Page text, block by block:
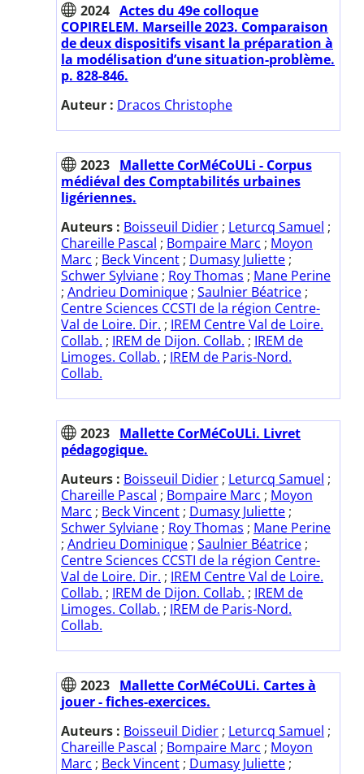
2024 Actes du 49e colloque
COPIRELEM. Marseille 2023. Comparaison
de deux dispositifs visant la préparation à
la modélisation d’une situation-problème.
p. 828-846.
Auteur : Dracos Christophe
2023 Mallette CorMéCoULi - Corpus
médiéval des Comptabilités urbaines
ligériennes.
Auteurs : Boisseuil Didier ; Leturcq Samuel ;
Chareille Pascal ; Bompaire Marc ; Moyon
Marc ; Beck Vincent ; Dumasy Juliette ;
Schwer Sylviane ; Roy Thomas ; Mane Perine
; Andrieu Dominique ; Saulnier Béatrice ;
Centre Sciences CCSTI de la région Centre-
Val de Loire. Dir. ; IREM Centre Val de Loire.
Collab. ; IREM de Dijon. Collab. ; IREM de
Limoges. Collab. ; IREM de Paris-Nord.
Collab.
2023 Mallette CorMéCoULi. Livret
pédagogique.
Auteurs : Boisseuil Didier ; Leturcq Samuel ;
Chareille Pascal ; Bompaire Marc ; Moyon
Marc ; Beck Vincent ; Dumasy Juliette ;
Schwer Sylviane ; Roy Thomas ; Mane Perine
; Andrieu Dominique ; Saulnier Béatrice ;
Centre Sciences CCSTI de la région Centre-
Val de Loire. Dir. ; IREM Centre Val de Loire.
Collab. ; IREM de Dijon. Collab. ; IREM de
Limoges. Collab. ; IREM de Paris-Nord.
Collab.
2023 Mallette CorMéCoULi. Cartes à
jouer - fiches-exercices.
Auteurs : Boisseuil Didier ; Leturcq Samuel ;
Chareille Pascal ; Bompaire Marc ; Moyon
Marc ; Beck Vincent ; Dumasy Juliette ;